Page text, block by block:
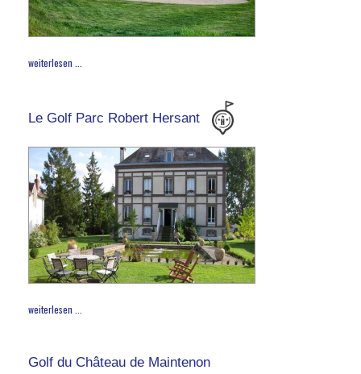
weiterlesen ...
Le Golf Parc Robert Hersant
weiterlesen ...
Golf du Château de Maintenon